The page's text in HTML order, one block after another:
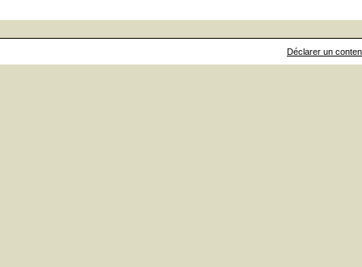
Déclarer un